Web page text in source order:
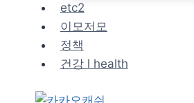
etc2
이모저모
정책
건강 l health